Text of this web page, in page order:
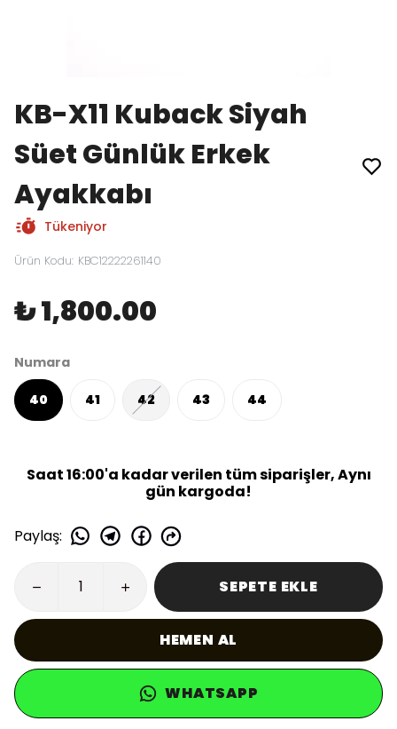
KB-X11 Kuback Siyah
Süet Günlük Erkek
Ayakkabı
Tükeniyor
Ürün Kodu: KBC12222261140
₺ 1,800.00
Numara
40 41 42 43 44
Saat 16:00'a kadar verilen tüm siparişler, Aynı
gün kargoda!
Paylaş:
SEPETE EKLE
HEMEN AL
WHATSAPP